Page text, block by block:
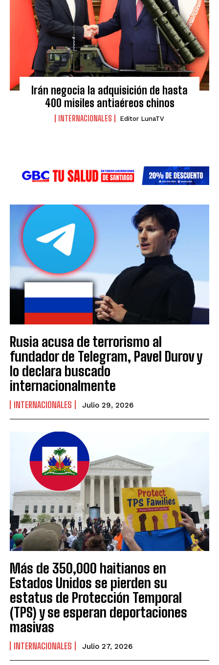
Irán negocia la adquisición de hasta
400 misiles antiaéreos chinos
INTERNACIONALES Editor LunaTV
Rusia acusa de terrorismo al
fundador de Telegram, Pavel Durov y
lo declara buscado
internacionalmente
INTERNACIONALES Julio 29, 2026
Más de 350,000 haitianos en
Estados Unidos se pierden su
estatus de Protección Temporal
(TPS) y se esperan deportaciones
masivas
INTERNACIONALES Julio 27, 2026